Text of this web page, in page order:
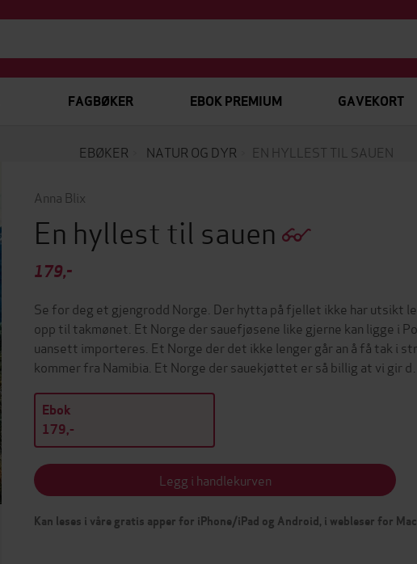
FAGBØKER EBOK PREMIUM GAVEKORT
EBØKER NATUR OG DYR EN HYLLEST TIL SAUEN
Anna Blix
En hyllest til sauen
179,-
Se for deg et gjengrodd Norge. Der hytta på fjellet ikke har utsikt
opp til takmønet. Et Norge der sauefjøsene like gjerne kan ligge i
uansett importeres. Et Norge der det ikke lenger går an å få tak i
kommer fra Namibia. Et Norge der sauekjøttet er så billig at vi gir
Ebok
179,-
Legg i handlekurven
Kan leses i våre gratis apper for iPhone/iPad og Android, i webleser for